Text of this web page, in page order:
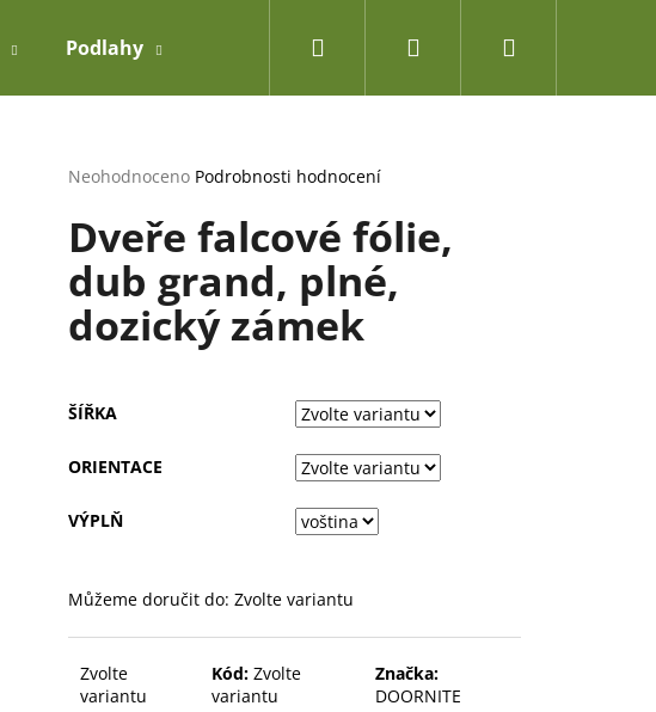
Podlahy Přihlášení
Průměrné
produktu
je
0,0
z
hvězdiček.
Neohodnoceno Podrobnosti hodnocení
Dveře falcové fólie,
dub grand, plné,
dozický zámek
ŠÍŘKA
ORIENTACE
VÝPLŇ
Můžeme doručit do: Zvolte variantu
Zvolte
variantu
Kód: Zvolte
variantu
Značka:
DOORNITE